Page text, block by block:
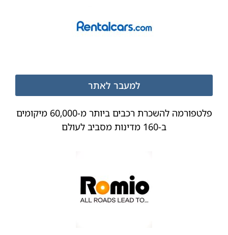
למעבר לאתר
פלטפורמה להשכרת רכבים ביותר מ-60,000 מיקומים
ב-160 מדינות מסביב לעולם